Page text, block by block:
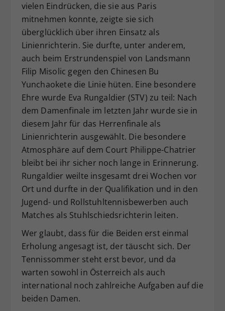
vielen Eindrücken, die sie aus Paris
mitnehmen konnte, zeigte sie sich
überglücklich über ihren Einsatz als
Linienrichterin. Sie durfte, unter anderem,
auch beim Erstrundenspiel von Landsmann
Filip Misolic gegen den Chinesen Bu
Yunchaokete die Linie hüten. Eine besondere
Ehre wurde Eva Rungaldier (STV) zu teil: Nach
dem Damenfinale im letzten Jahr wurde sie in
diesem Jahr für das Herrenfinale als
Linienrichterin ausgewählt. Die besondere
Atmosphäre auf dem Court Philippe-Chatrier
bleibt bei ihr sicher noch lange in Erinnerung.
Rungaldier weilte insgesamt drei Wochen vor
Ort und durfte in der Qualifikation und in den
Jugend- und Rollstuhltennisbewerben auch
Matches als Stuhlschiedsrichterin leiten.
Wer glaubt, dass für die Beiden erst einmal
Erholung angesagt ist, der täuscht sich. Der
Tennissommer steht erst bevor, und da
warten sowohl in Österreich als auch
international noch zahlreiche Aufgaben auf die
beiden Damen.